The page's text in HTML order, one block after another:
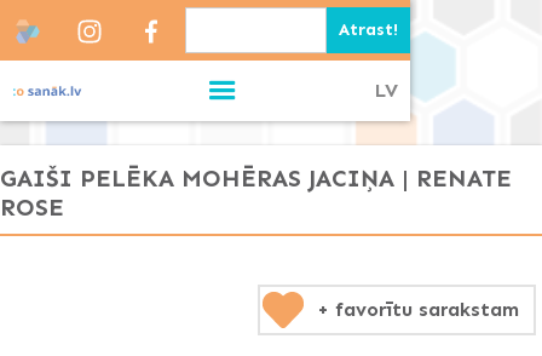
LV
GAIŠI PELĒKA MOHĒRAS JACIŅA | RENATE
ROSE
+ favorītu sarakstam